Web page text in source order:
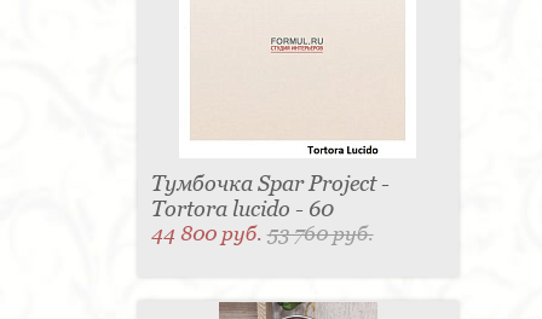
Тумбочка Spar Project -
Tortora lucido - 60
44 800 руб.53 760 руб.